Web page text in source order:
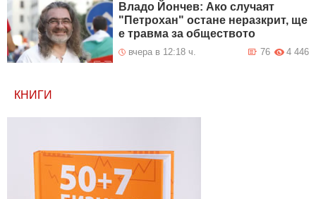
Владо Йончев: Ако случаят
"Петрохан" остане неразкрит, ще
е травма за обществото
вчера в 12:18 ч. 4 446
76
КНИГИ